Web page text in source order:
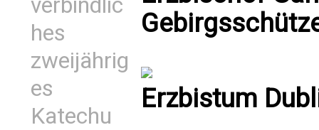
verbindlic
hes
zweijährig
es
Katechu
Erzbistum